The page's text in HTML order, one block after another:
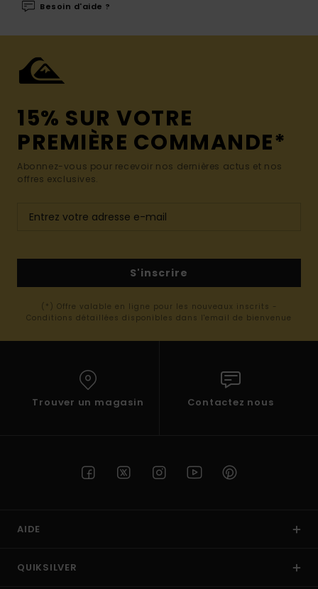
Besoin d'aide ?
15% SUR VOTRE
PREMIÈRE COMMANDE*
Abonnez-vous pour recevoir nos dernières actus et nos
offres exclusives.
S'inscrire
(*) Offre valable en ligne pour les nouveaux inscrits -
Conditions détaillées disponibles dans l'email de bienvenue
Trouver un magasin Contactez nous
AIDE
QUIKSILVER